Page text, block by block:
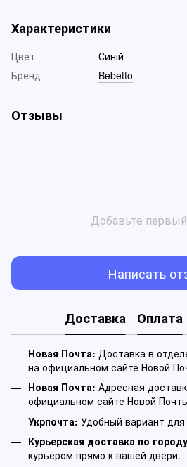
Характеристики
Цвет
Синій
Бренд
Bebetto
Отзывы
Добавьте
Написать
Доставка Оплата
Новая Почта: Доставка в
на официальном сайте Новой
Новая Почта: Адресная
официальном сайте Новой
Укрпочта: Удобный вариант
Курьерская доставка по
курьером прямо к вашей двери.